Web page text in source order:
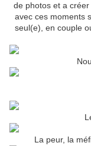
de photos et a
avec ces moments
seul(e), en couple
La peur, la